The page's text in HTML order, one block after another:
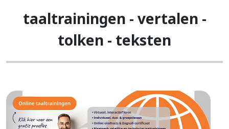
taaltrainingen - vertalen -
tolken - teksten